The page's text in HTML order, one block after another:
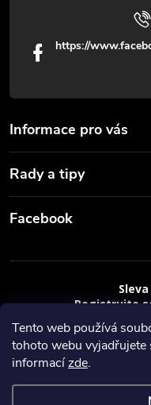
Tento web používá
tohoto webu
informacízde.
s
u
Informace pro vás
Rady a tipy
https://
Facebook
Copyright 2026
VRÁCENÍ 14 DNÍ
Registrujte
sleva 100